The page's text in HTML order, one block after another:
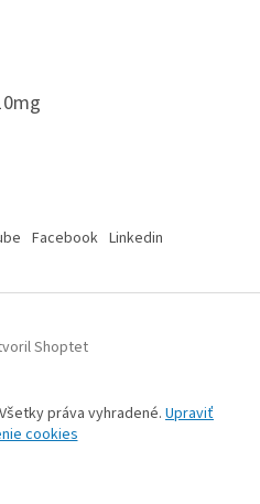
5 z 5 hviezdičiek.
5 z 5 hviezdičiek.
Facebook Linkedin
Shoptet
práva vyhradené.Upraviť
cookies